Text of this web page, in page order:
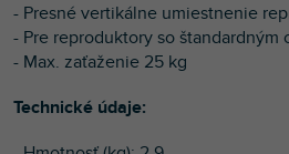
- Presné vertikálne umiestnenie
- Pre reproduktory so štandardným
- Max. zaťaženie 25 kg
Technické údaje: